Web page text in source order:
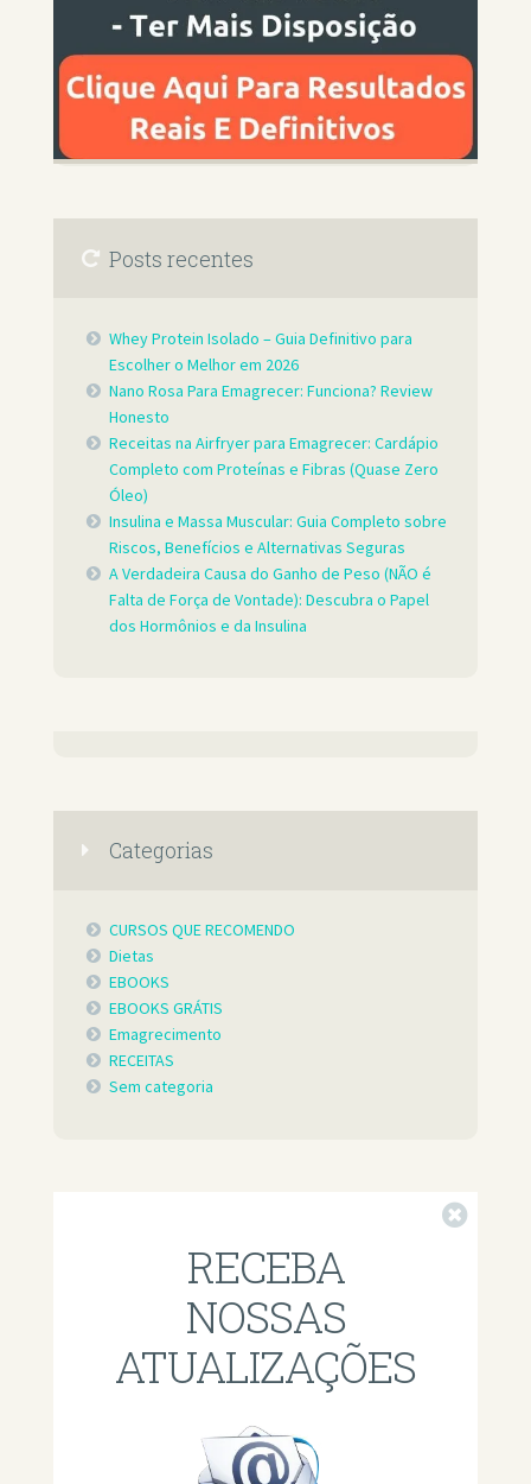
Posts recentes
Whey Protein Isolado – Guia Definitivo para
Escolher o Melhor em 2026
Nano Rosa Para Emagrecer: Funciona? Review
Honesto
Receitas na Airfryer para Emagrecer: Cardápio
Completo com Proteínas e Fibras (Quase Zero
Óleo)
Insulina e Massa Muscular: Guia Completo sobre
Riscos, Benefícios e Alternativas Seguras
A Verdadeira Causa do Ganho de Peso (NÃO é
Falta de Força de Vontade): Descubra o Papel
dos Hormônios e da Insulina
Categorias
CURSOS QUE RECOMENDO
Dietas
EBOOKS
EBOOKS GRÁTIS
Emagrecimento
RECEITAS
Sem categoria
RECEBA
NOSSAS
ATUALIZAÇÕES